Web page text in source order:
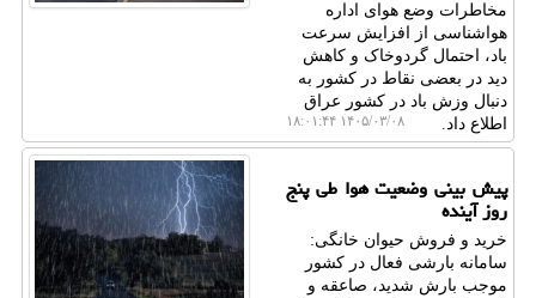
مخاطرات وضع هوای اداره
هواشناسی از افزایش سرعت
باد، احتمال گردوخاک و کاهش
دید در بعضی نقاط در کشور به
دنبال وزش باد در کشور عراق
اطلاع داد.
۱۴۰۵/۰۳/۰۸ ۱۸:۰۱:۴۴
پیش بینی وضعیت هوا طی پنج
روز آینده
خرید و فروش حیوان خانگی:
سامانه بارشی فعال در کشور
موجب بارش شدید، صاعقه و